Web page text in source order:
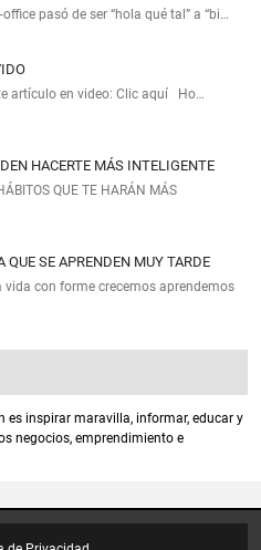
pasó de ser “hola qué tal” a “bi…
artículo en video: Clic aquí Ho…
HACERTE MÁS INTELIGENTE
QUE TE HARÁN MÁS
QUE SE APRENDEN MUY TARDE
vida con forme crecemos aprendemos
es inspirar maravilla, informar, educar y
negocios, emprendimiento e